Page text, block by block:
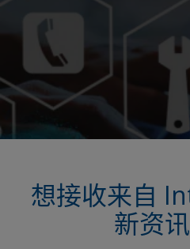
我们的技术服务
想接收来自
新资讯